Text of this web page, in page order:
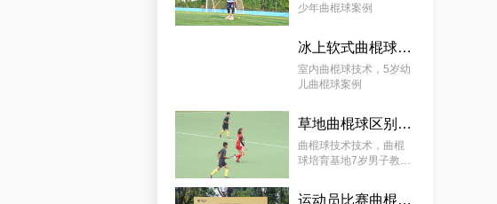
少年曲棍球案例
冰上软式曲棍球，曲棍球教育基地5岁女孩教程案例
室内曲棍球技术，5岁幼
儿曲棍球案例
草地曲棍球区别，7岁幼儿曲棍球教学案例
曲棍球技术技术，曲棍
球培育基地7岁男子教学
运动员比赛曲棍球，9岁幼儿曲棍球案例